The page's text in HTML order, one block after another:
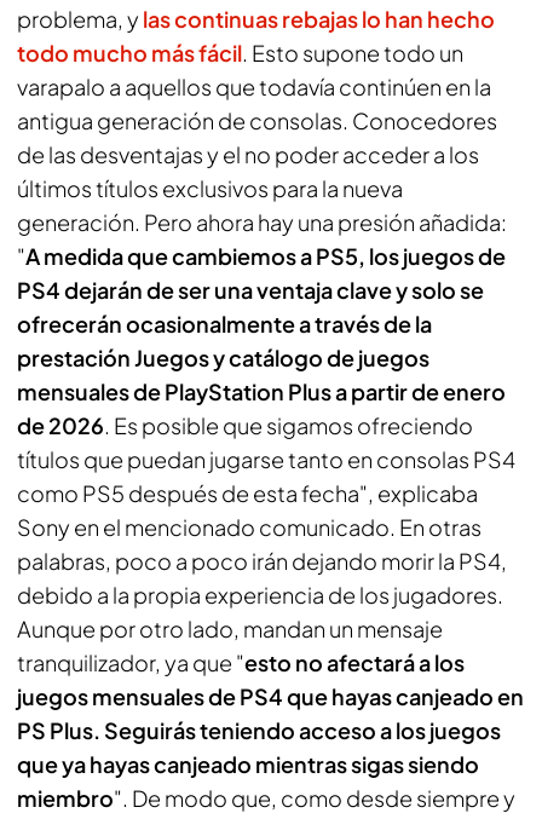
problema, y las continuas rebajas lo han hecho
todo mucho más fácil. Esto supone todo un
varapalo a aquellos que todavía continúen en la
antigua generación de consolas. Conocedores
de las desventajas y el no poder acceder a los
últimos títulos exclusivos para la nueva
generación. Pero ahora hay una presión añadida:
"A medida que cambiemos a PS5, los juegos de
PS4 dejarán de ser una ventaja clave y solo se
ofrecerán ocasionalmente a través de la
prestación Juegos y catálogo de juegos
mensuales de PlayStation Plus a partir de enero
de 2026. Es posible que sigamos ofreciendo
títulos que puedan jugarse tanto en consolas PS4
como PS5 después de esta fecha", explicaba
Sony en el mencionado comunicado. En otras
palabras, poco a poco irán dejando morir la PS4,
debido a la propia experiencia de los jugadores.
Aunque por otro lado, mandan un mensaje
tranquilizador, ya que "esto no afectará a los
juegos mensuales de PS4 que hayas canjeado en
PS Plus. Seguirás teniendo acceso a los juegos
que ya hayas canjeado mientras sigas siendo
miembro". De modo que, como desde siempre y